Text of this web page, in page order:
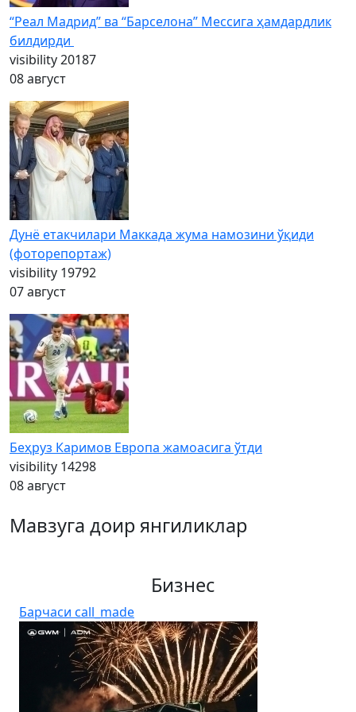
“Реал Мадрид” ва “Барселона” Мессига ҳамдардлик
билдирди
visibility20187
08 август
Дунё етакчилари Маккада жума намозини ўқиди
(фоторепортаж)
visibility 19792
07 август
Беҳруз Каримов Европа жамоасига ўтди
visibility 14298
08 август
Мавзуга доир янгиликлар
Бизнес
Барчаси call_made